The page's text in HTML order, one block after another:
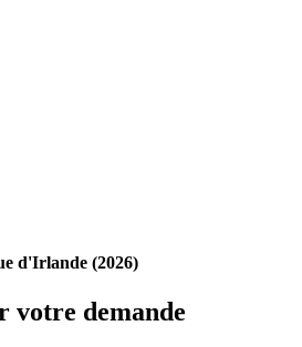
d'Irlande (2026)
votre demande